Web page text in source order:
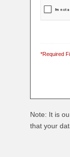
*Required
Note: It is
that your